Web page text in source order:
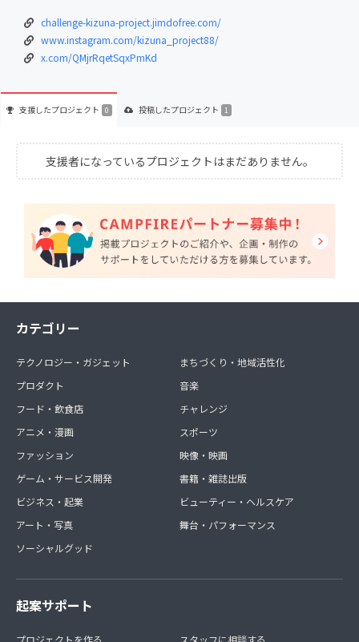
challenge-kizuna-project.jimdofree.com/
www.instagram.com/kizuna_project88/
x.com/QMjrRqetSqxPmKd
支援したプロジェクト 0 投稿したプロジェクト 1
支援者になっているプロジェクトはまだありません。
カテゴリー
テクノロジー・ガジェット
プロダクト
フード・飲食店
アニメ・漫画
ファッション
ゲーム・サービス開発
ビジネス・起業
アート・写真
ソーシャルグッド
まちづくり・地域活性化
音楽
チャレンジ
スポーツ
映像・映画
書籍・雑誌出版
ビューティー・ヘルスケア
舞台・パフォーマンス
起案サポート
プロジェクトを作る
スタッフに相談する